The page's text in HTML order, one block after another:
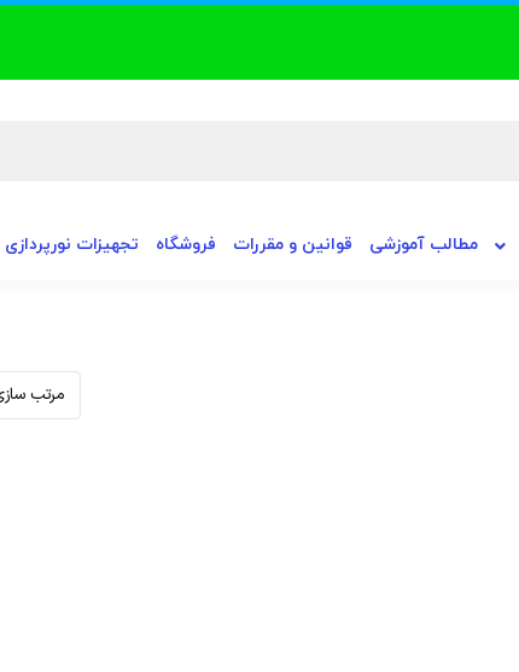
مطالب آموزشی قوانین و مقررات فروشگاه تجهیزات نورپردازی